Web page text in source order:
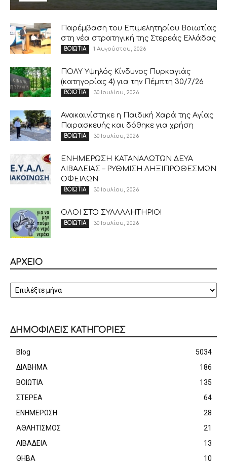
Παρέμβαση του Επιμελητηρίου Βοιωτίας
στη νέα στρατηγική της Στερεάς Ελλάδας
ΒΟΙΩΤΙΑ 1 Αυγούστου, 2026
ΠΟΛΥ Υψηλός Κίνδυνος Πυρκαγιάς
(κατηγορίας 4) για την Πέμπτη 30/7/26
ΒΟΙΩΤΙΑ 30 Ιουλίου, 2026
Ανακαινίστηκε η Παιδική Χαρά της Αγίας
Παρασκευής και δόθηκε για χρήση
ΒΟΙΩΤΙΑ 30 Ιουλίου, 2026
ΕΝΗΜΕΡΩΣΗ ΚΑΤΑΝΑΛΩΤΩΝ ΔΕΥΑ
ΛΙΒΑΔΕΙΑΣ – ΡΥΘΜΙΣΗ ΛΗΞΙΠΡΟΘΕΣΜΩΝ
ΟΦΕΙΛΩΝ
ΒΟΙΩΤΙΑ 30 Ιουλίου, 2026
ΟΛΟΙ ΣΤΟ ΣΥΛΛΑΛΗΤΗΡΙΟ!
ΒΟΙΩΤΙΑ 30 Ιουλίου, 2026
ΑΡΧΕΙΟ
ΔΗΜΟΦΙΛΕΙΣ ΚΑΤΗΓΟΡΙΕΣ
Blog
5034
ΔΙΑΒΗΜΑ
186
ΒΟΙΩΤΙΑ
135
ΣΤΕΡΕΑ
64
ΕΝΗΜΕΡΩΣΗ
28
ΑΘΛΗΤΙΣΜΟΣ
21
ΛΙΒΑΔΕΙΑ
13
ΘΗΒΑ
10